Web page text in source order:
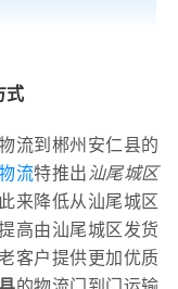
式
流到郴州安仁县的
流特推出 汕尾城区
来降低从汕尾城区
高由汕尾城区发货
客户提供更加优质